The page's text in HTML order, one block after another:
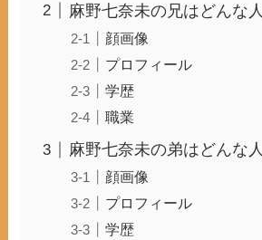
麻野七奈未の兄はどんな
顔画像
プロフィール
学歴
職業
麻野七奈未の弟はどんな
顔画像
プロフィール
学歴